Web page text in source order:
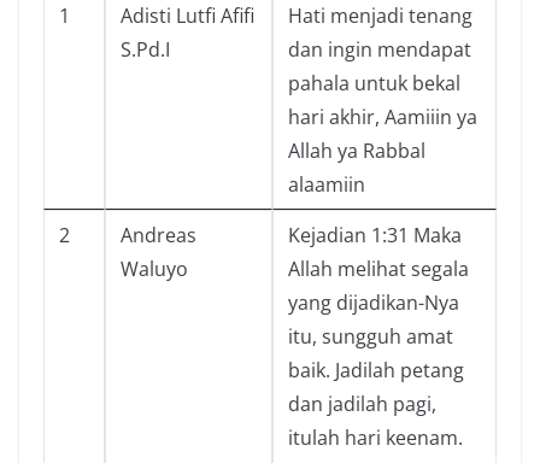
1
Adisti Lutfi Afifi
S.Pd.I
Hati menjadi tenang
dan ingin mendapat
pahala untuk bekal
hari akhir, Aamiiin ya
Allah ya Rabbal
alaamiin
2
Andreas
Waluyo
Kejadian 1:31 Maka
Allah melihat segala
yang dijadikan-Nya
itu, sungguh amat
baik. Jadilah petang
dan jadilah pagi,
itulah hari keenam.